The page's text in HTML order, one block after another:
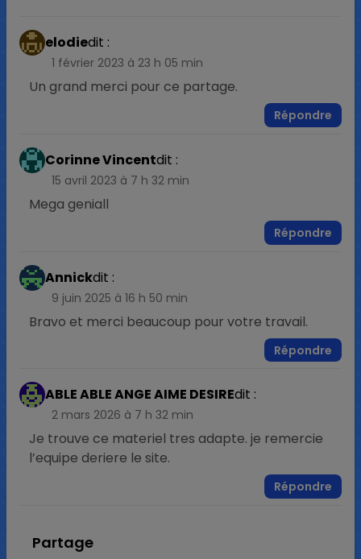
elodiedit :
1 février 2023 à 23 h 05 min
Un grand merci pour ce partage.
Répondre
Corinne Vincentdit :
15 avril 2023 à 7 h 32 min
Mega geniall
Répondre
Annickdit :
9 juin 2025 à 16 h 50 min
Bravo et merci beaucoup pour votre travail.
Répondre
ABLE ABLE ANGE AIME DESIREdit :
2 mars 2026 à 7 h 32 min
Je trouve ce materiel tres adapte. je remercie
l’equipe deriere le site.
Répondre
Partage